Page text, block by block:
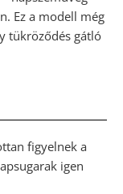
Ez a modell még
tükröződés gátló
figyelnek a
igen